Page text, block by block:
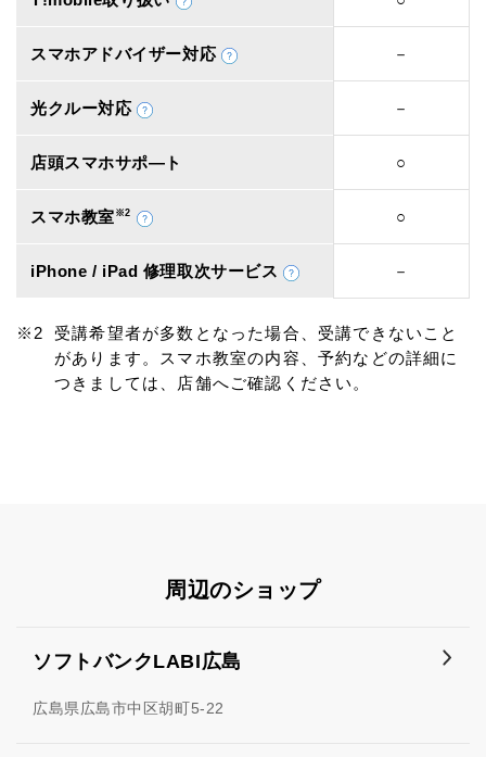
スマホアドバイザー対応 －
光クルー対応 －
店頭スマホサポ―ト ○
スマホ教室 ※2 ○
iPhone / iPad 修理取次サービス －
受講希望者が多数となった場合、受講できないこと
があります。スマホ教室の内容、予約などの詳細に
つきましては、店舗へご確認ください。
周辺のショップ
ソフトバンクLABI広島
広島県広島市中区胡町5-22